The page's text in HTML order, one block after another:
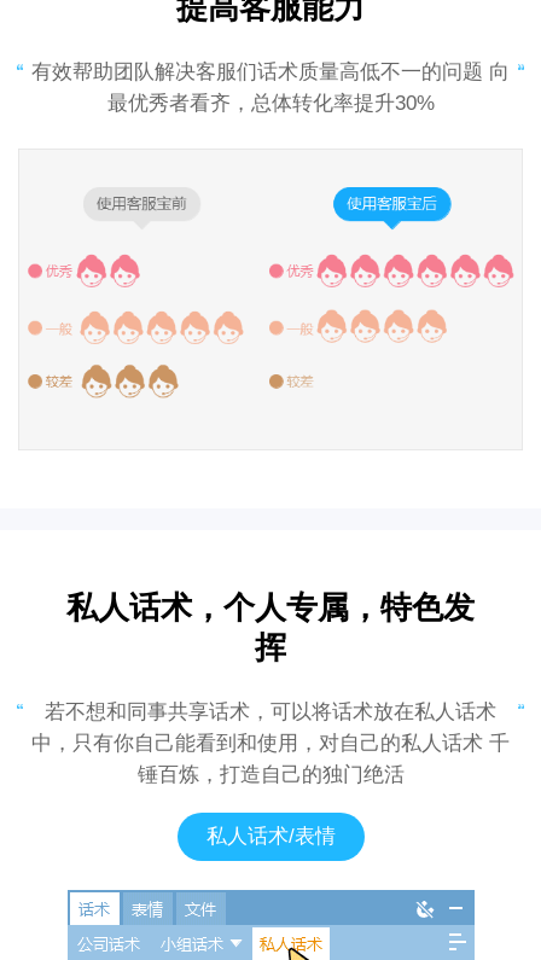
提高客服能力
有效帮助团队解决客服们话术质量高低不一的问题 向
最优秀者看齐，总体转化率提升30%
私人话术，个人专属，特色发
挥
若不想和同事共享话术，可以将话术放在私人话术
中，只有你自己能看到和使用，对自己的私人话术 千
锤百炼，打造自己的独门绝活
私人话术/表情